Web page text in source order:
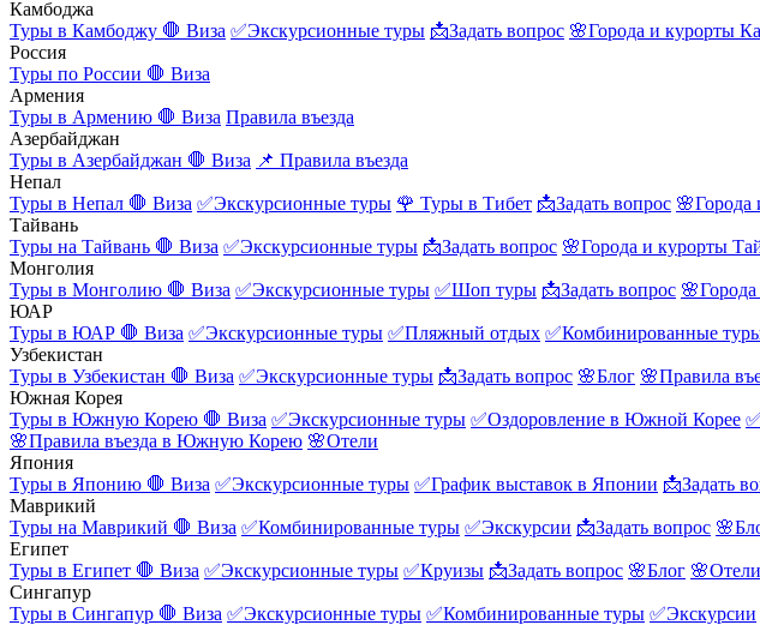
Камбоджа
Туры в Камбоджу 🛑 Виза ✅Экскурсионные туры 📩Задать вопрос 🌸Города и курорты
Россия
Туры по России 🛑 Виза
Армения
Туры в Армению 🛑 Виза Правила въезда
Азербайджан
Туры в Азербайджан 🛑 Виза 📌 Правила въезда
Непал
Туры в Непал 🛑 Виза ✅Экскурсионные туры 🌹 Туры в Тибет 📩Задать вопрос 🌸Города
Тайвань
Туры на Тайвань 🛑 Виза ✅Экскурсионные туры 📩Задать вопрос 🌸Города и курорты
Монголия
Туры в Монголию 🛑 Виза ✅Экскурсионные туры ✅Шоп туры 📩Задать вопрос
ЮАР
Туры в ЮАР 🛑 Виза ✅Экскурсионные туры ✅Пляжный отдых ✅Комбинированные
Узбекистан
Туры в Узбекистан 🛑 Виза ✅Экскурсионные туры 📩Задать вопрос 🌸Блог 🌸Правила
Южная Корея
Туры в Южную Корею 🛑 Виза ✅Экскурсионные туры ✅Оздоровление в Южной Корее
🌸Правила въезда в Южную Корею 🌸Отели
Япония
Туры в Японию 🛑 Виза ✅Экскурсионные туры ✅График выставок в Японии 📩Задать
Маврикий
Туры на Маврикий 🛑 Виза ✅Комбинированные туры ✅Экскурсии 📩Задать вопрос
Египет
Туры в Египет 🛑 Виза ✅Экскурсионные туры ✅Круизы 📩Задать вопрос 🌸Блог 🌸Отели
Сингапур
Туры в Сингапур 🛑 Виза ✅Экскурсионные туры ✅Комбинированные туры ✅Экскурсии